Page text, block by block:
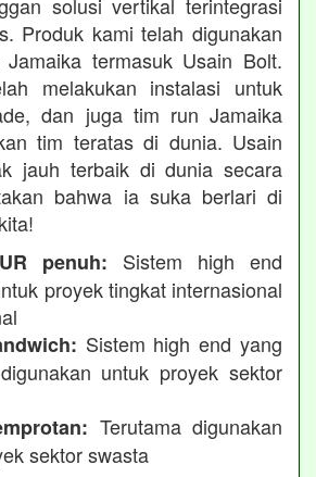
solusi vertikal terintegrasi
Produk kami telah digunakan
termasuk Usain Bolt.
melakukan instalasi untuk
dan juga tim run Jamaika
tim teratas di dunia. Usain
jauh terbaik di dunia secara
bahwa ia suka berlari di
penuh: Sistem high end
proyek tingkat internasional
Sistem high end yang
untuk proyek sektor
Terutama digunakan
sektor swasta